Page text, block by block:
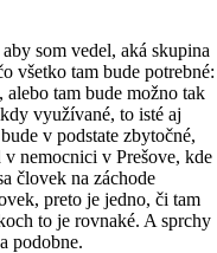
som vedel, aká skupina
všetko tam bude potrebné:
alebo tam bude možno tak
využívané, to isté aj
v podstate zbytočné,
nemocnici v Prešove, kde
človek na záchode
preto je jedno, či tam
to je rovnaké. A sprchy
podobne.